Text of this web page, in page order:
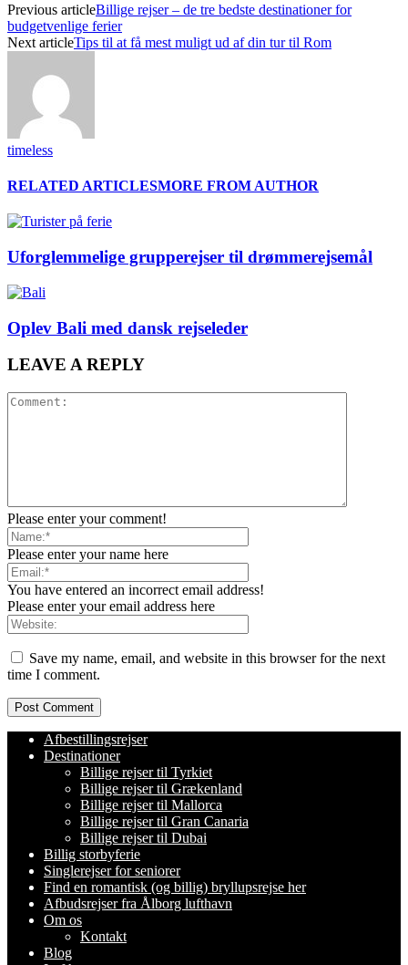
Previous articleBillige rejser – de tre bedste destinationer for
budgetvenlige ferier
Next articleTips til at få mest muligt ud af din tur til Rom
timeless
RELATED ARTICLESMORE FROM AUTHOR
Uforglemmelige grupperejser til drømmerejsemål
Oplev Bali med dansk rejseleder
LEAVE A REPLY
Please enter your comment!
Please enter your name here
You have entered an incorrect email address!
Please enter your email address here
Save my name, email, and website in this browser for the next
time I comment.
Afbestillingsrejser
Destinationer
Billige rejser til Tyrkiet
Billige rejser til Grækenland
Billige rejser til Mallorca
Billige rejser til Gran Canaria
Billige rejser til Dubai
Billig storbyferie
Singlerejser for seniorer
Find en romantisk (og billig) bryllupsrejse her
Afbudsrejser fra Ålborg lufthavn
Om os
Kontakt
Blog